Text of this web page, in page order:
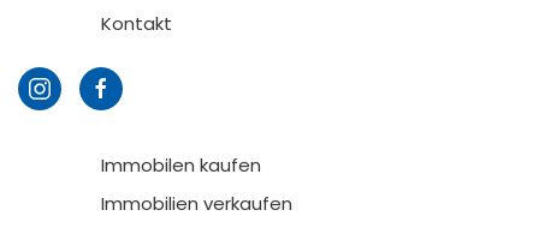
Kontakt
Immobilen kaufen
Immobilien verkaufen